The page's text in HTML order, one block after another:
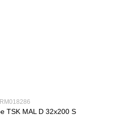
TSK MAL D 32x200 S